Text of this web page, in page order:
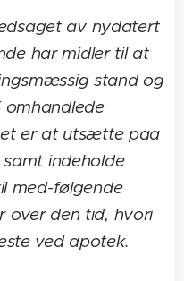
av nydatert
har midler til at
stand og
omhandlede
er at utsætte paa
indeholde
med-følgende
over den tid, hvori
ved apotek.